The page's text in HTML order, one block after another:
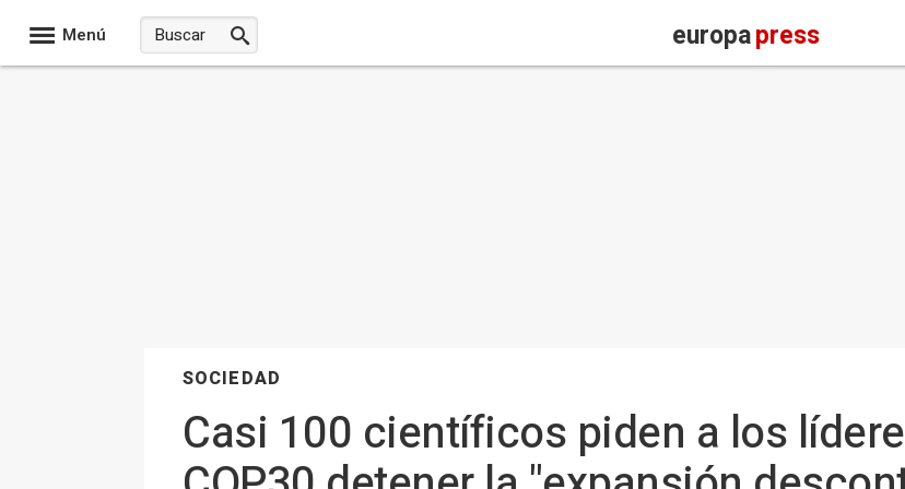
Menú europapress
SOCIEDAD
Casi 100 científicos piden a los